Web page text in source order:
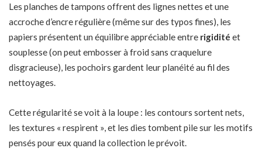
Les planches de tampons offrent des lignes nettes et une
accroche d’encre régulière (même sur des typos fines), les
papiers présentent un équilibre appréciable entre rigidité et
souplesse (on peut embosser à froid sans craquelure
disgracieuse), les pochoirs gardent leur planéité au fil des
nettoyages.
Cette régularité se voit à la loupe : les contours sortent nets,
les textures « respirent », et les dies tombent pile sur les motifs
pensés pour eux quand la collection le prévoit.